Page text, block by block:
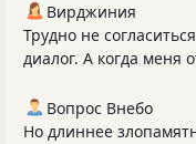
Вирджиния
Трудно не
диалог. А когда меня
Вопрос Внебо
Но длиннее